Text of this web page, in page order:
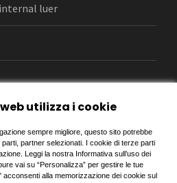
luer
LUIGI S.R.L. TUTTI I DIRITTI
RISERVATI.
utilizza i cookie
sempre migliore, questo sito potrebbe
partner selezionati. I cookie di terze parti
Leggi la nostra Informativa sull’uso dei
vai su “Personalizza” per gestire le tue
alla memorizzazione dei cookie sul